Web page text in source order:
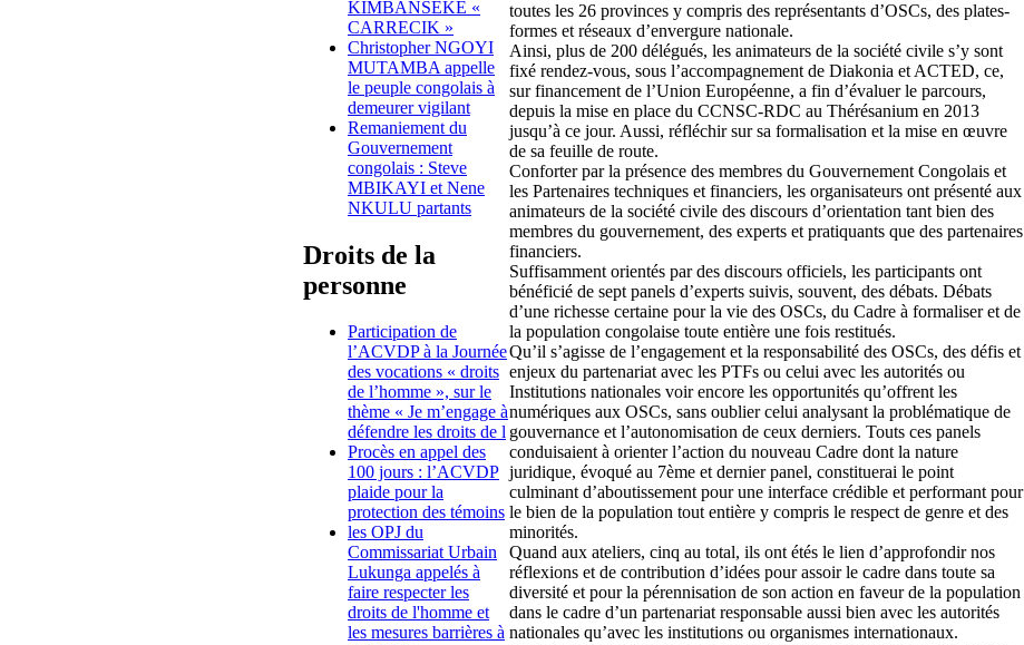
KIMBANSEKE «
CARRECIK »
Christopher NGOYI
MUTAMBA appelle
le peuple congolais à
demeurer vigilant
Remaniement du
Gouvernement
congolais : Steve
MBIKAYI et Nene
NKULU partants
Droits de la
personne
Participation de
l’ACVDP à la Journée
des vocations « droits
de l’homme », sur le
thème « Je m’engage à
défendre les droits de l
Procès en appel des
100 jours : l’ACVDP
plaide pour la
protection des témoins
les OPJ du
Commissariat Urbain
Lukunga appelés à
faire respecter les
droits de l'homme et
les mesures barrières à
toutes les 26 provinces y compris des représentants d’OSCs, des plates-
formes et réseaux d’envergure nationale.
Ainsi, plus de 200 délégués, les animateurs de la société civile s’y sont
fixé rendez-vous, sous l’accompagnement de Diakonia et ACTED, ce,
sur financement de l’Union Européenne, a fin d’évaluer le parcours,
depuis la mise en place du CCNSC-RDC au Thérésanium en 2013
jusqu’à ce jour. Aussi, réfléchir sur sa formalisation et la mise en œuvre
de sa feuille de route.
Conforter par la présence des membres du Gouvernement Congolais et
les Partenaires techniques et financiers, les organisateurs ont présenté aux
animateurs de la société civile des discours d’orientation tant bien des
membres du gouvernement, des experts et pratiquants que des partenaires
financiers.
Suffisamment orientés par des discours officiels, les participants ont
bénéficié de sept panels d’experts suivis, souvent, des débats. Débats
d’une richesse certaine pour la vie des OSCs, du Cadre à formaliser et de
la population congolaise toute entière une fois restitués.
Qu’il s’agisse de l’engagement et la responsabilité des OSCs, des défis et
enjeux du partenariat avec les PTFs ou celui avec les autorités ou
Institutions nationales voir encore les opportunités qu’offrent les
numériques aux OSCs, sans oublier celui analysant la problématique de
gouvernance et l’autonomisation de ceux derniers. Touts ces panels
conduisaient à orienter l’action du nouveau Cadre dont la nature
juridique, évoqué au 7ème et dernier panel, constituerai le point
culminant d’aboutissement pour une interface crédible et performant pour
le bien de la population tout entière y compris le respect de genre et des
minorités.
Quand aux ateliers, cinq au total, ils ont étés le lien d’approfondir nos
réflexions et de contribution d’idées pour assoir le cadre dans toute sa
diversité et pour la pérennisation de son action en faveur de la population
dans le cadre d’un partenariat responsable aussi bien avec les autorités
nationales qu’avec les institutions ou organismes internationaux.